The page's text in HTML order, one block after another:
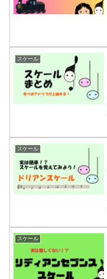
スケール
スケール
スケール